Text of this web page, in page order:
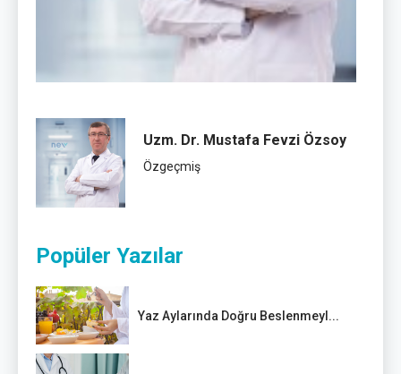
Uzm. Dr. Mustafa Fevzi Özsoy
Özgeçmiş
Popüler Yazılar
Yaz Aylarında Doğru Beslenmeyl...